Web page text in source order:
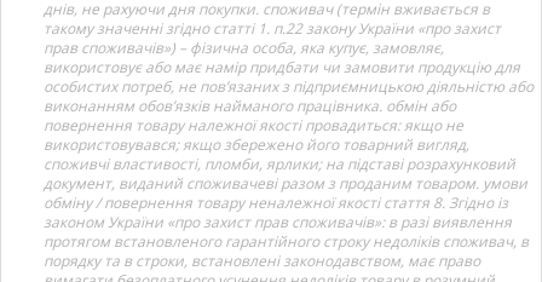
днів, не рахуючи дня покупки. споживач (термін вживається в
такому значенні згідно статті 1. п.22 закону України «про захист
прав споживачів») – фізична особа, яка купує, замовляє,
використовує або має намір придбати чи замовити продукцію для
особистих потреб, не пов’язаних з підприємницькою діяльністю або
виконанням обов’язків найманого працівника. обмін або
повернення товару належної якості провадиться: якщо не
використовувався; якщо збережено його товарний вигляд,
споживчі властивості, пломби, ярлики; на підставі розрахунковий
документ, виданий споживачеві разом з проданим товаром. умови
обміну / повернення товару неналежної якості стаття 8. Згідно із
законом України «про захист прав споживачів»: в разі виявлення
протягом встановленого гарантійного строку недоліків споживач, в
порядку та в строки, встановлені законодавством, має право